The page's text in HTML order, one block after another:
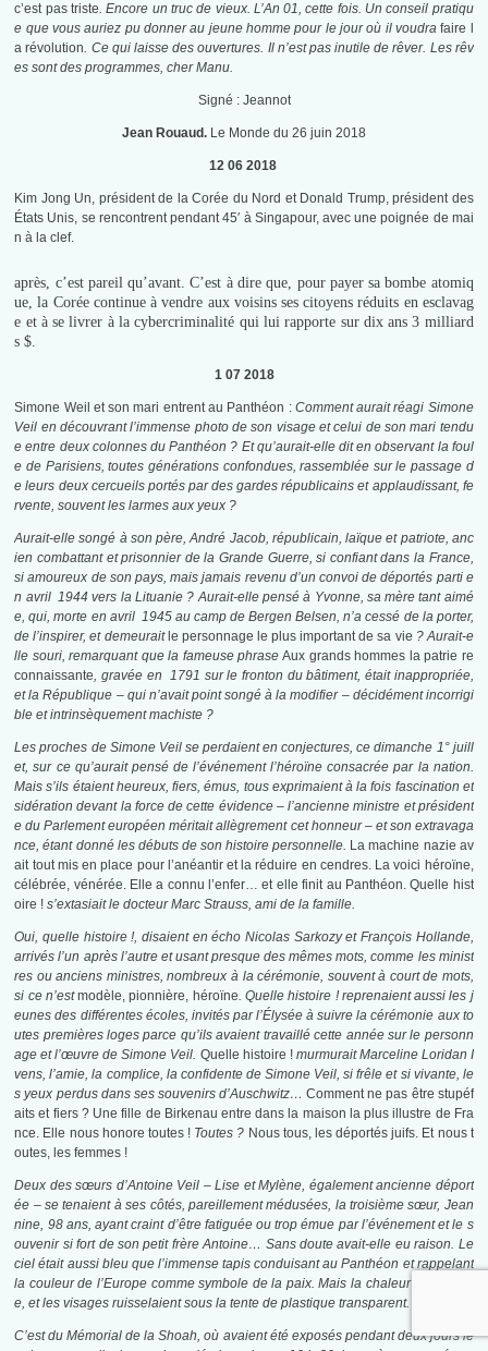
c’est pas triste. Encore un truc de vieux. L’An 01, cette fois. Un conseil pratiqu
e que vous auriez pu donner au jeune homme pour le jour où il voudrafaire l
a révolution. Ce qui laisse des ouvertures. Il n’est pas inutile de rêver. Les rêv
es sont des programmes, cher Manu.
Signé : Jeannot
Jean Rouaud. Le Monde du 26 juin 2018
12 06 2018
Kim Jong Un, président de la Corée du Nord et Donald Trump, président des
États Unis, se rencontrent pendant 45′ à Singapour, avec une poignée de mai
n à la clef.
après, c’est pareil qu’avant. C’est à dire que, pour payer sa bombe atomiq
ue, la Corée continue à vendre aux voisins ses citoyens réduits en esclavag
e et à se livrer à la cybercriminalité qui lui rapporte sur dix ans 3 milliard
s $.
1 07 2018
Simone Weil et son mari entrent au Panthéon : Comment aurait réagi Simone
Veil en découvrant l’immense photo de son visage et celui de son mari tendu
e entre deux colonnes du Panthéon ? Et qu’aurait-elle dit en observant la foul
e de Parisiens, toutes générations confondues, rassemblée sur le passage d
e leurs deux cercueils portés par des gardes républicains et applaudissant, fe
rvente, souvent les larmes aux yeux ?
Aurait-elle songé à son père, André Jacob, républicain, laïque et patriote, anc
ien combattant et prisonnier de la Grande Guerre, si confiant dans la France,
si amoureux de son pays, mais jamais revenu d’un convoi de déportés parti e
n avril 1944 vers la Lituanie ? Aurait-elle pensé à Yvonne, sa mère tant aimé
e, qui, morte en avril 1945 au camp de Bergen Belsen, n’a cessé de la porter,
de l’inspirer, et demeurait le personnage le plus important de sa vie ? Aurait-e
lle souri, remarquant que la fameuse phraseAux grands hommes la patrie re
connaissante, gravée en 1791 sur le fronton du bâtiment, était inappropriée,
et la République – qui n’avait point songé à la modifier – décidément incorrigi
ble et intrinsèquement machiste ?
Les proches de Simone Veil se perdaient en conjectures, ce dimanche 1° juill
et, sur ce qu’aurait pensé de l’événement l’héroïne consacrée par la nation.
Mais s’ils étaient heureux, fiers, émus, tous exprimaient à la fois fascination et
sidération devant la force de cette évidence – l’ancienne ministre et président
e du Parlement européen méritait allègrement cet honneur – et son extravaga
nce, étant donné les débuts de son histoire personnelle. La machine nazie av
ait tout mis en place pour l’anéantir et la réduire en cendres. La voici héroïne,
célébrée, vénérée. Elle a connu l’enfer… et elle finit au Panthéon. Quelle hist
oire ! s’extasiait le docteur Marc Strauss, ami de la famille.
Oui, quelle histoire !, disaient en écho Nicolas Sarkozy et François Hollande,
arrivés l’un après l’autre et usant presque des mêmes mots, comme les minist
res ou anciens ministres, nombreux à la cérémonie, souvent à court de mots,
si ce n’estmodèle, pionnière, héroïne. Quelle histoire ! reprenaient aussi les j
eunes des différentes écoles, invités par l’Élysée à suivre la cérémonie aux to
utes premières loges parce qu’ils avaient travaillé cette année sur le personn
age et l’œuvre de Simone Veil. Quelle histoire !murmurait Marceline Loridan I
vens, l’amie, la complice, la confidente de Simone Veil, si frêle et si vivante, le
s yeux perdus dans ses souvenirs d’Auschwitz…Comment ne pas être stupéf
aits et fiers ? Une fille de Birkenau entre dans la maison la plus illustre de Fra
nce. Elle nous honore toutes ! Toutes ? Nous tous, les déportés juifs. Et nous t
outes, les femmes !
Deux des sœurs d’Antoine Veil – Lise et Mylène, également ancienne déport
ée – se tenaient à ses côtés, pareillement médusées, la troisième sœur, Jean
nine, 98 ans, ayant craint d’être fatiguée ou trop émue par l’événement et le s
ouvenir si fort de son petit frère Antoine… Sans doute avait-elle eu raison. Le
ciel était aussi bleu que l’immense tapis conduisant au Panthéon et rappelant
la couleur de l’Europe comme symbole de la paix. Mais la chaleur était torrid
e, et les visages ruisselaient sous la tente de plastique transparent.
C’est du Mémorial de la Shoah, où avaient été exposés pendant deux jours le